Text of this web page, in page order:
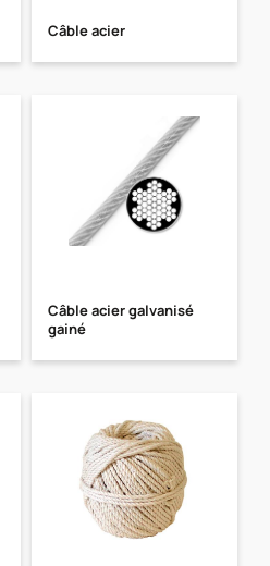
Câble acier
Câble acier galvanisé
gainé